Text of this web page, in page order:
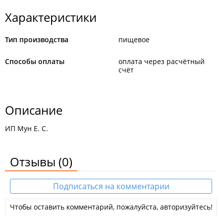
Характеристики
Тип производства пищевое
Способы оплаты
оплата через расчётный
счёт
Описание
ИП Мун Е. С.
Отзывы (0)
Подписаться на комментарии
Чтобы оставить комментарий, пожалуйста, авторизуйтесь!